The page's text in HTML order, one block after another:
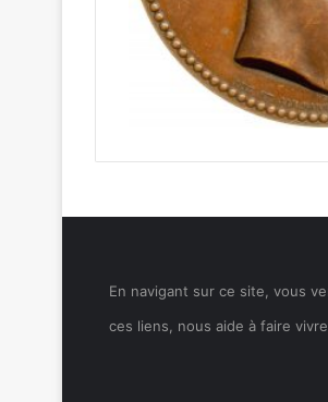
En navigant sur ce site, vous
ces liens, nous aide à faire